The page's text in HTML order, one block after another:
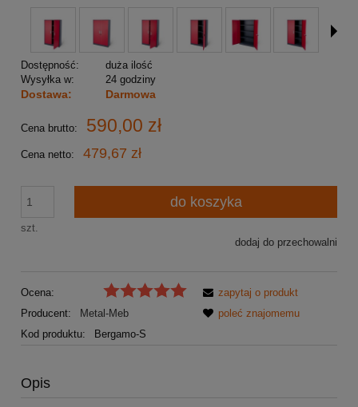
Dostępność:
duża ilość
Wysyłka w:
24 godziny
Dostawa: Darmowa
Cena brutto: 590,00 zł
Cena netto: 479,67 zł
szt.
do koszyka
dodaj do przechowalni
Ocena:
Producent:
Metal-Meb
Kod produktu:
Bergamo-S
zapytaj o produkt
poleć znajomemu
Opis